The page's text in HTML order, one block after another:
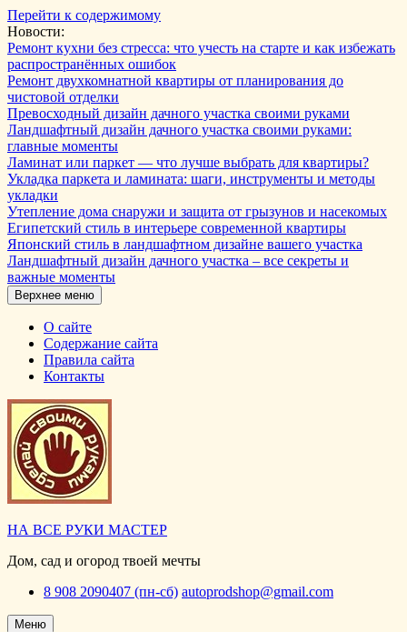
Перейти к содержимому
Новости:
Ремонт кухни без стресса: что учесть на старте и как избежать
распространённых ошибок
Ремонт двухкомнатной квартиры от планирования до
чистовой отделки
Превосходный дизайн дачного участка своими руками
Ландшафтный дизайн дачного участка своими руками:
главные моменты
Ламинат или паркет — что лучше выбрать для квартиры?
Укладка паркета и ламината: шаги, инструменты и методы
укладки
Утепление дома снаружи и защита от грызунов и насекомых
Египетский стиль в интерьере современной квартиры
Японский стиль в ландшафтном дизайне вашего участка
Ландшафтный дизайн дачного участка – все секреты и
важные моменты
Верхнее меню
О сайте
Содержание сайта
Правила сайта
Контакты
НА ВСЕ РУКИ МАСТЕР
Дом, сад и огород твоей мечты
8 908 2090407 (пн-сб) autoprodshop@gmail.com
Меню